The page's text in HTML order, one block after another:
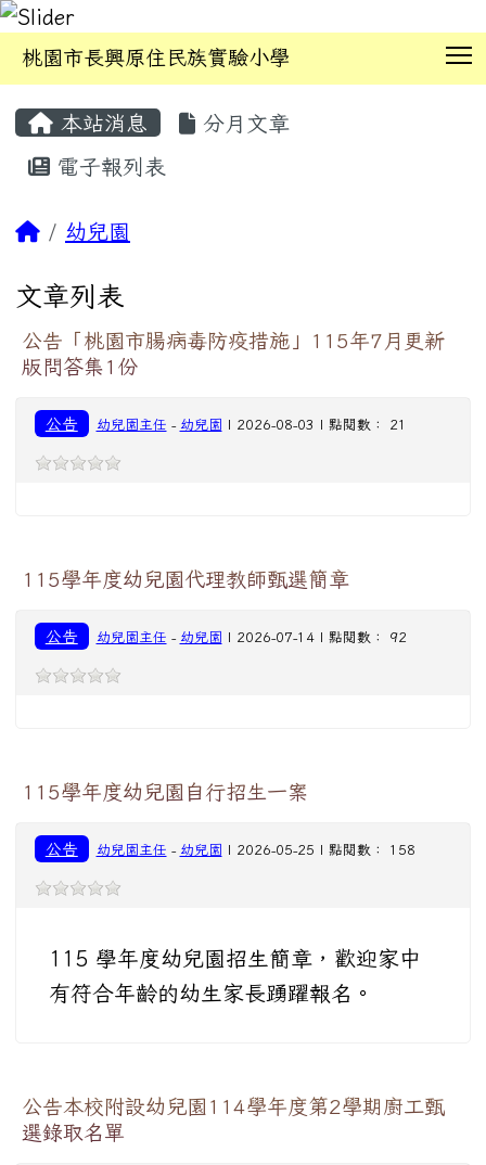
桃園市長興原住民族實驗小學
本站消息
分月文章
電子報列表
幼兒園
文章列表
公告「桃園市腸病毒防疫措施」115年7月更新
版問答集1份
公告 幼兒園主任 - 幼兒園 | 2026-08-03 | 點閱數： 21
115學年度幼兒園代理教師甄選簡章
公告 幼兒園主任 - 幼兒園 | 2026-07-14 | 點閱數： 92
115學年度幼兒園自行招生一案
公告 幼兒園主任 - 幼兒園 | 2026-05-25 | 點閱數： 158
115 學年度幼兒園招生簡章，歡迎家中
有符合年齡的幼生家長踴躍報名。
公告本校附設幼兒園114學年度第2學期廚工甄
選錄取名單